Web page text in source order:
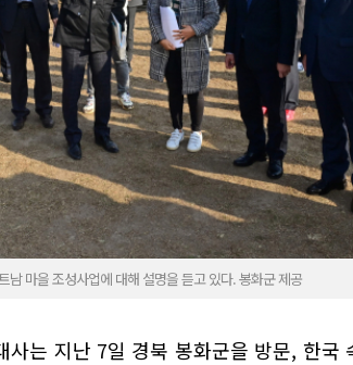
남 마을 조성사업에 대해 설명을 듣고 있다. 봉화군 제공
사는 지난 7일 경북 봉화군을 방문, 한국